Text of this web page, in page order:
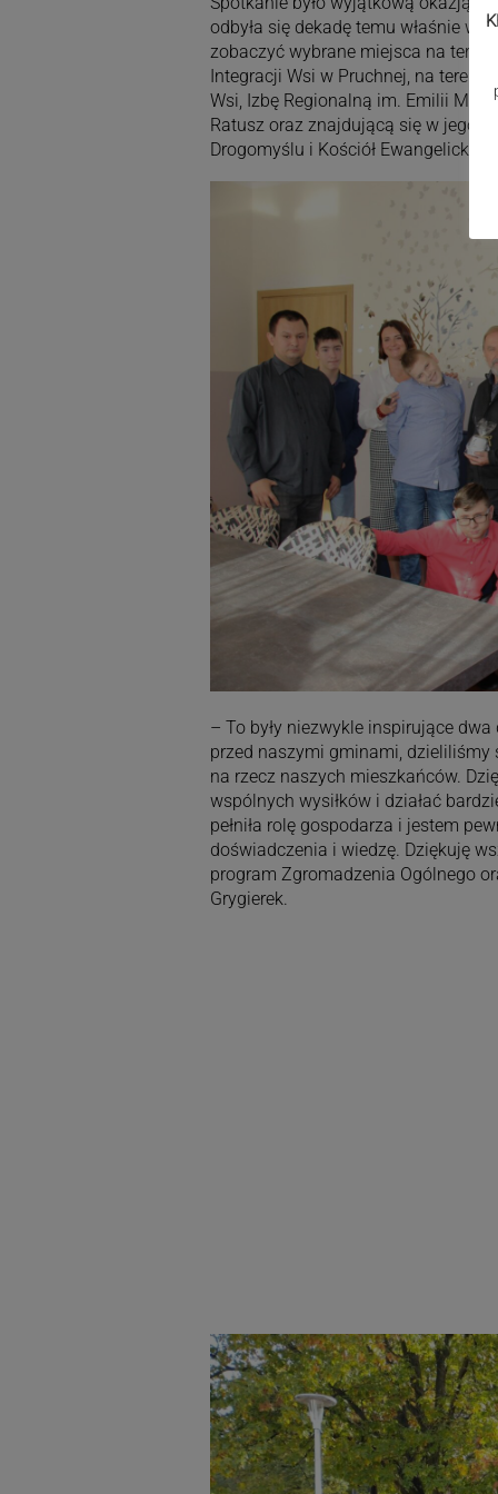
odbyła się dekadę temu właśnie w
zobaczyć wybrane miejsca na
Integracji Wsi w Pruchnej, na
Wsi, Izbę Regionalną im. Emilii
Ratusz oraz znajdującą się w jego
Drogomyślu i Kościół
– To były niezwykle inspirujące
przed naszymi gminami, dzieliliśmy
na rzecz naszych mieszkańców.
wspólnych wysiłków i działać
pełniła rolę gospodarza i jestem
doświadczenia i wiedzę. Dziękuję
program Zgromadzenia Ogólnego
Grygierek.